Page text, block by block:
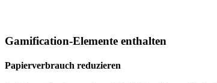
Gamification-Elemente enthalten
Papierverbrauch reduzieren